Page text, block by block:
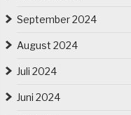
September 2024
August 2024
Juli 2024
Juni 2024